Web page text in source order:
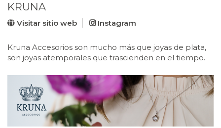
KRUNA
Visitar sitio web Instagram
Kruna Accesorios son mucho más que joyas de plata,
son joyas atemporales que trascienden en el tiempo.